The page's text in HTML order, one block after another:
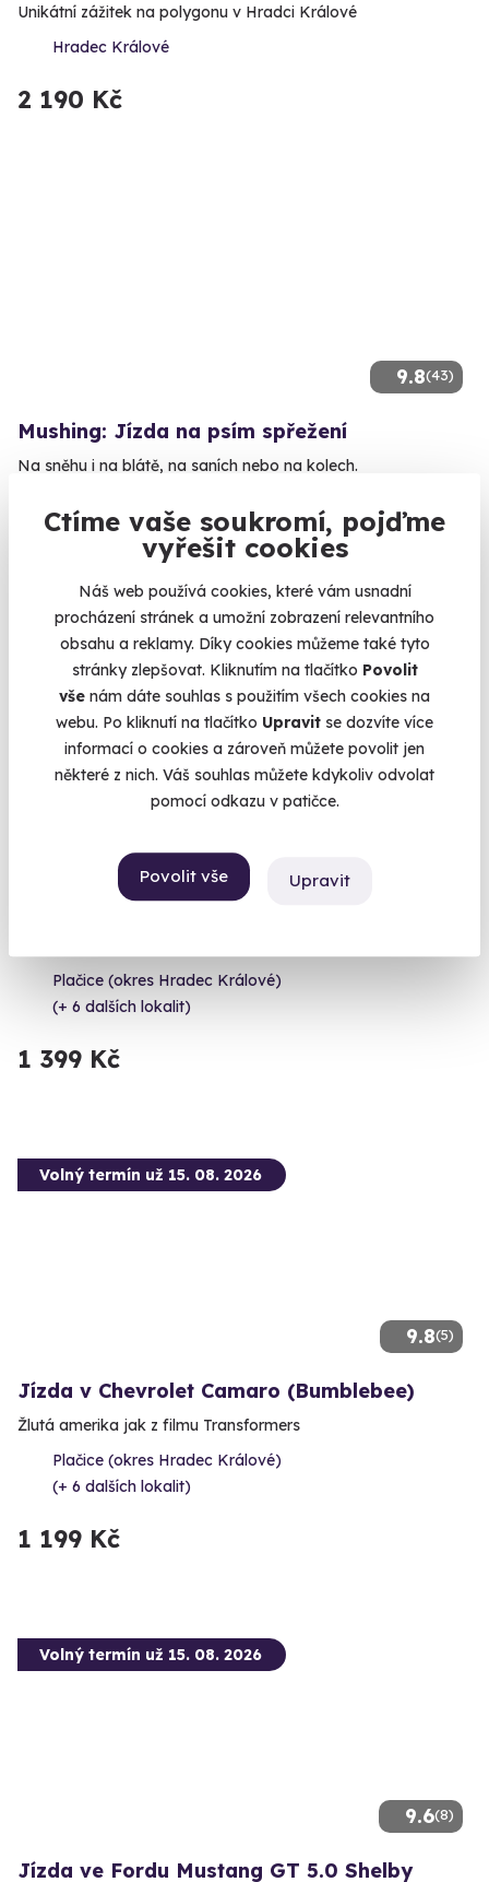
Ctíme vaše soukromí, pojďme
vyřešit cookies
Náš web používá cookies, které vám usnadní
procházení stránek a umožní zobrazení relevantního
obsahu a reklamy. Díky cookies můžeme také tyto
stránky zlepšovat. Kliknutím na tlačítko Povolit
vše nám dáte souhlas s použitím všech cookies na
webu. Po kliknutí na tlačítko Upravit se dozvíte více
informací o cookies a zároveň můžete povolit jen
některé z nich. Váš souhlas můžete kdykoliv odvolat
pomocí odkazu v patičce.
Povolit vše Upravit
Unikátní zážitek na polygonu v Hradci Králové
Hradec Králové
2 190 Kč
9.8(43)
Mushing: Jízda na psím spřežení
Na sněhu i na blátě, na saních nebo na kolech.
(+ 2 další lokality)
3 600 Kč
Volný termín už 15. 08. 2026
Plačice (okres Hradec Králové)
(+ 6 dalších lokalit)
1 399 Kč
9.8(5)
Volný termín už 15. 08. 2026
Jízda v Chevrolet Camaro (Bumblebee)
Žlutá amerika jak z filmu Transformers
Plačice (okres Hradec Králové)
(+ 6 dalších lokalit)
1 199 Kč
9.6(8)
Volný termín už 15. 08. 2026
Jízda ve Fordu Mustang GT 5.0 Shelby